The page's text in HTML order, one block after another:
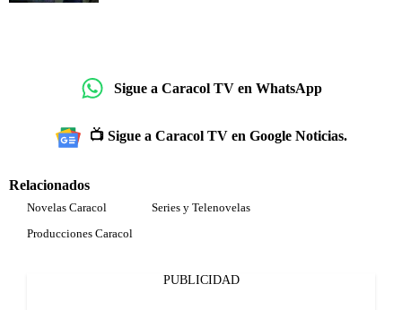
Sigue a Caracol TV en WhatsApp
📺 Sigue a Caracol TV en Google Noticias.
Relacionados
Novelas Caracol
Series y Telenovelas
Producciones Caracol
PUBLICIDAD